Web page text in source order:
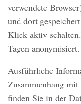
verwendete
und dort
Klick aktiv
Tagen anonymisiert.
Ausführliche
Zusammenhang
finden Sie in der